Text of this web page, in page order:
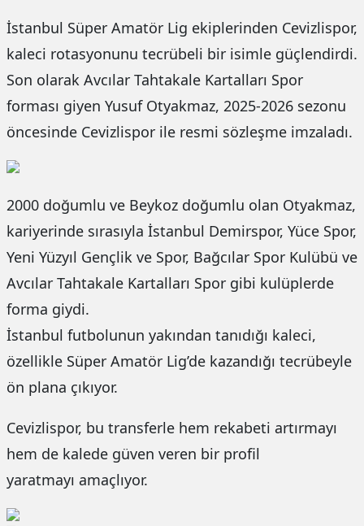
İstanbul Süper Amatör Lig ekiplerinden Cevizlispor,
kaleci rotasyonunu tecrübeli bir isimle güçlendirdi.
Son olarak Avcılar Tahtakale Kartalları Spor
forması giyen Yusuf Otyakmaz, 2025-2026 sezonu
öncesinde Cevizlispor ile resmi sözleşme imzaladı.
2000 doğumlu ve Beykoz doğumlu olan Otyakmaz,
kariyerinde sırasıyla İstanbul Demirspor, Yüce Spor,
Yeni Yüzyıl Gençlik ve Spor, Bağcılar Spor Kulübü ve
Avcılar Tahtakale Kartalları Spor gibi kulüplerde
forma giydi.
İstanbul futbolunun yakından tanıdığı kaleci,
özellikle Süper Amatör Lig’de kazandığı tecrübeyle
ön plana çıkıyor.
Cevizlispor, bu transferle hem rekabeti artırmayı
hem de kalede güven veren bir profil
yaratmayı amaçlıyor.